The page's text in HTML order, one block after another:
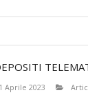
Aprile 2023